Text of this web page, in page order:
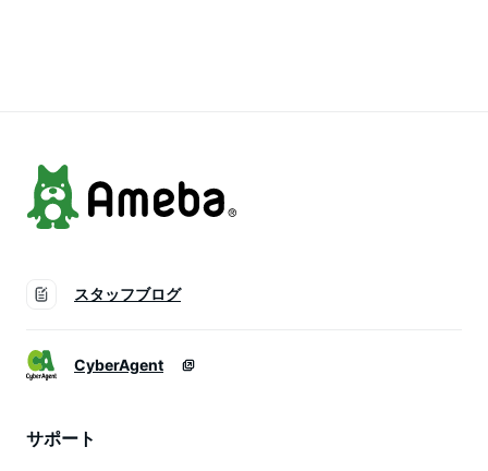
スタッフブログ
CyberAgent
サポート